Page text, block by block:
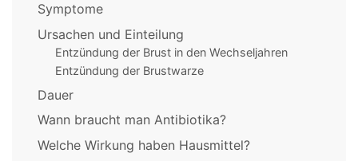
Symptome
Ursachen und Einteilung
Entzündung der Brust in den Wechseljahren
Entzündung der Brustwarze
Dauer
Wann braucht man Antibiotika?
Welche Wirkung haben Hausmittel?